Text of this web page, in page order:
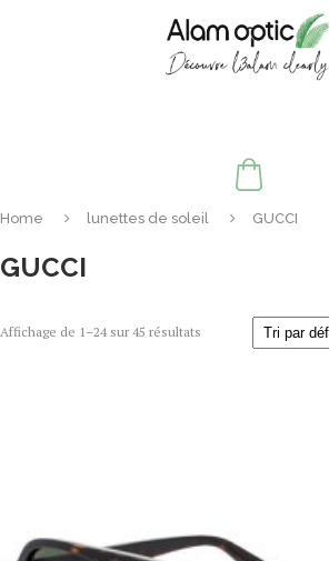
Home lunettes de soleil GUCCI
GUCCI
Affichage de 1–24 sur 45 résultats